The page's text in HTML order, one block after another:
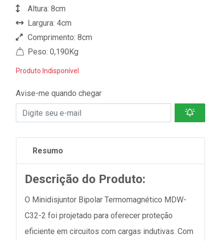
Altura: 8cm
Largura: 4cm
Comprimento: 8cm
Peso: 0,190Kg
Produto Indisponível
Avise-me quando chegar
Resumo
Descrição do Produto:
O Minidisjuntor Bipolar Termomagnético MDW-
C32-2 foi projetado para oferecer proteção
eficiente em circuitos com cargas indutivas. Com